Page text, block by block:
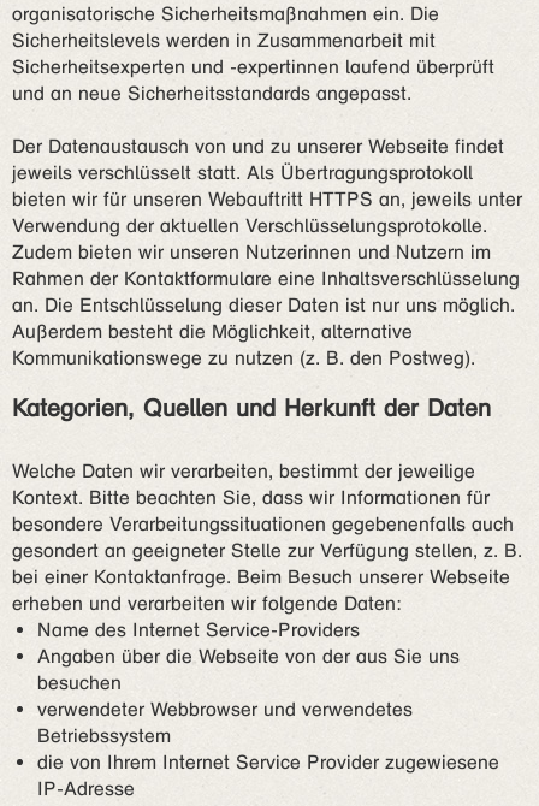
organisatorische Sicherheitsmaßnahmen ein. Die
Sicherheitslevels werden in Zusammenarbeit mit
Sicherheitsexperten und -expertinnen laufend überprüft
und an neue Sicherheitsstandards angepasst.
Der Datenaustausch von und zu unserer Webseite findet
jeweils verschlüsselt statt. Als Übertragungsprotokoll
bieten wir für unseren Webauftritt HTTPS an, jeweils unter
Verwendung der aktuellen Verschlüsselungsprotokolle.
Zudem bieten wir unseren Nutzerinnen und Nutzern im
Rahmen der Kontaktformulare eine Inhaltsverschlüsselung
an. Die Entschlüsselung dieser Daten ist nur uns möglich.
Außerdem besteht die Möglichkeit, alternative
Kommunikationswege zu nutzen (z. B. den Postweg).
Kategorien, Quellen und Herkunft der Daten
Welche Daten wir verarbeiten, bestimmt der jeweilige
Kontext. Bitte beachten Sie, dass wir Informationen für
besondere Verarbeitungssituationen gegebenenfalls auch
gesondert an geeigneter Stelle zur Verfügung stellen, z. B.
bei einer Kontaktanfrage. Beim Besuch unserer Webseite
erheben und verarbeiten wir folgende Daten:
Name des Internet Service-Providers
Angaben über die Webseite von der aus Sie uns
besuchen
verwendeter Webbrowser und verwendetes
Betriebssystem
die von Ihrem Internet Service Provider zugewiesene
IP-Adresse